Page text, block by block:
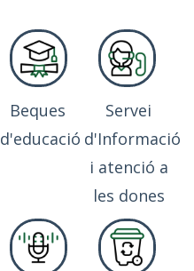
Beques
d'educació
Servei
d'Informació
i atenció a
les dones